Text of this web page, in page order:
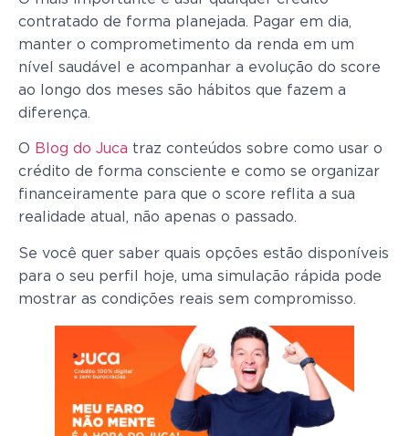
contratado de forma planejada. Pagar em dia,
manter o comprometimento da renda em um
nível saudável e acompanhar a evolução do score
ao longo dos meses são hábitos que fazem a
diferença.
O Blog do Juca traz conteúdos sobre como usar o
crédito de forma consciente e como se organizar
financeiramente para que o score reflita a sua
realidade atual, não apenas o passado.
Se você quer saber quais opções estão disponíveis
para o seu perfil hoje, uma simulação rápida pode
mostrar as condições reais sem compromisso.